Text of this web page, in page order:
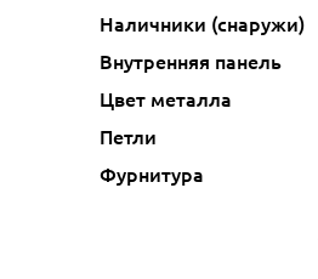
Наличники (снаружи)
Внутренняя панель
Цвет металла
Петли
Фурнитура